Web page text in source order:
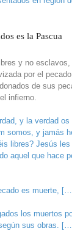
es la Pascua
y no
por el
de sus
infierno.
y la verdad os
somos, y jamás
libres? Jesús les
aquel que hace
es muerte,
los muertos
sus obras.